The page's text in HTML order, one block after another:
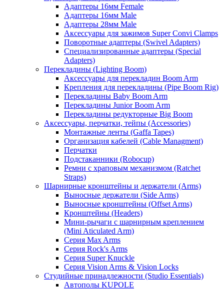
Адаптеры 16мм Female
Адаптеры 16мм Male
Адаптеры 28мм Male
Аксессуары для зажимов Super Convi Clamps
Поворотные адаптеры (Swivel Adapters)
Специализированные адаптеры (Special
Adapters)
Перекладины (Lighting Boom)
Аксессуары для перекладин Boom Arm
Крепления для перекладины (Pipe Boom Rig)
Перекладины Baby Boom Arm
Перекладины Junior Boom Arm
Перекладины редукторные Big Boom
Аксессуары, перчатки, тейпы (Accessories)
Монтажные ленты (Gaffa Tapes)
Организация кабелей (Cable Managment)
Перчатки
Подстаканники (Robocup)
Ремни с храповым механизмом (Ratchet
Straps)
Шарнирные кронштейны и держатели (Arms)
Выносные держатели (Side Arms)
Выносные кронштейны (Offset Arms)
Кронштейны (Headers)
Мини-рычаги с шарнирным креплением
(Mini Aticulated Arm)
Серия Max Arms
Серия Rock's Arms
Серия Super Knuckle
Серия Vision Arms & Vision Locks
Студийные принадлежности (Studio Essentials)
Автополы KUPOLE